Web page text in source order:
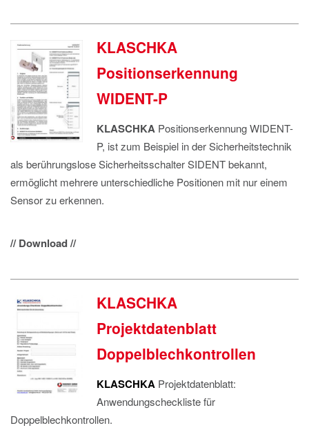
KLASCHKA
Positionserkennung
WIDENT-P
KLASCHKAPositionserkennung WIDENT-
P, ist zum Beispiel in der Sicherheitstechnik
als berührungslose Sicherheitsschalter SIDENT bekannt,
ermöglicht mehrere unterschiedliche Positionen mit nur einem
Sensor zu erkennen.
// Download //
KLASCHKA
Projektdatenblatt
Doppelblechkontrollen
KLASCHKA Projektdatenblatt:
Anwendungscheckliste für
Doppelblechkontrollen.